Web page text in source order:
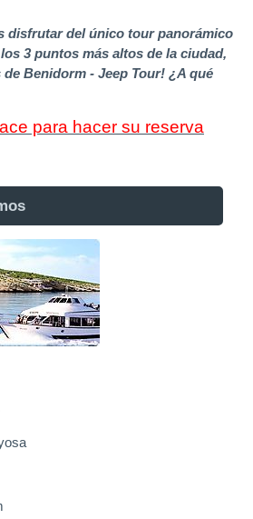
disfrutar del único tour panorámico
3 puntos más altos de la ciudad,
de Benidorm - Jeep Tour! ¿A qué
para hacer su reserva